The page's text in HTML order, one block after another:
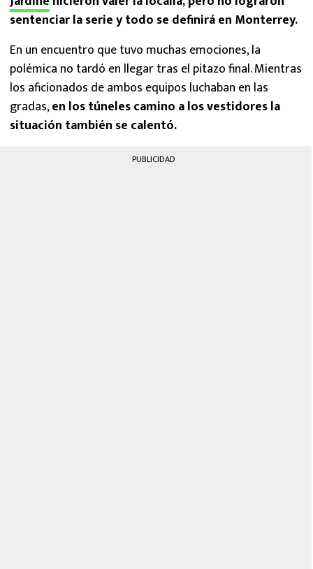
sentenciar la serie y todo se definirá en Monterrey.
En un encuentro que tuvo muchas emociones, la
polémica no tardó en llegar tras el pitazo final. Mientras
los aficionados de ambos equipos luchaban en las
gradas,en los túneles camino a los vestidores la
situación también se calentó.
PUBLICIDAD